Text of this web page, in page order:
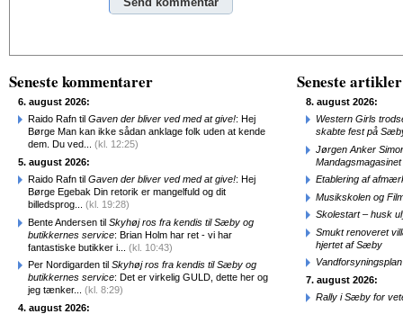
Seneste kommentarer
6. august 2026:
Raido Rafn til Gaven der bliver ved med at give!: Hej
Børge Man kan ikke sådan anklage folk uden at kende
dem. Du ved... (kl. 12:25)
5. august 2026:
Raido Rafn til Gaven der bliver ved med at give!: Hej
Børge Egebak Din retorik er mangelfuld og dit
billedsprog... (kl. 19:28)
Bente Andersen til Skyhøj ros fra kendis til Sæby og
butikkernes service: Brian Holm har ret - vi har
fantastiske butikker i... (kl. 10:43)
Per Nordigarden til Skyhøj ros fra kendis til Sæby og
butikkernes service: Det er virkelig GULD, dette her og
jeg tænker... (kl. 8:29)
4. august 2026:
Seneste artikler
8. august 2026:
Western Girls
skabte fest på
Jørgen Anker
Mandagsmagasinet
Etablering af
Musikskolen og
Skolestart – husk
Smukt renoveret
hjertet af Sæby
7. august 2026:
Rally i Sæby for